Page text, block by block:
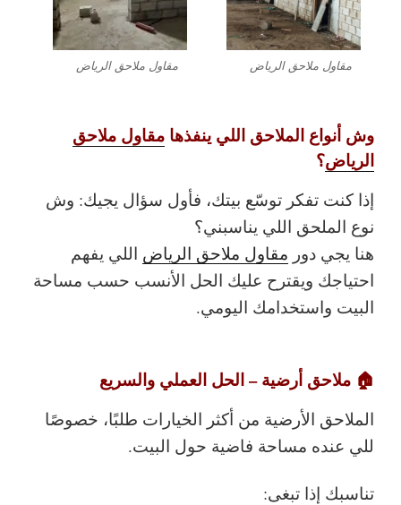
مقاول ملاحق الرياض مقاول ملاحق الرياض
وش أنواع الملاحق اللي ينفذها مقاول ملاحق
الرياض؟
إذا كنت تفكر توسّع بيتك، فأول سؤال يجيك: وش
نوع الملحق اللي يناسبني؟
هنا يجي دور مقاول ملاحق الرياض اللي يفهم
احتياجك ويقترح عليك الحل الأنسب حسب مساحة
البيت واستخدامك اليومي.
🏠 ملاحق أرضية – الحل العملي والسريع
الملاحق الأرضية من أكثر الخيارات طلبًا، خصوصًا
للي عنده مساحة فاضية حول البيت.
تناسبك إذا تبغى: